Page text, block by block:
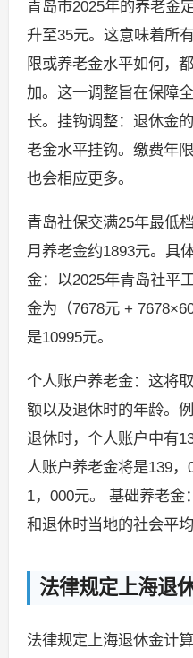
青岛市2025年的养老金
升至35元。这意味着所
限或养老金水平如何，
加。这一调整旨在保障
长。挂钩调整：退休金
老金水平挂钩。缴费年
也会相应更多。
青岛社保交满25年最低
月养老金约1893元。具
金：以2025年青岛社平
金为（7678元 +
是10995元。
个人账户养老金：这将
额以及退休时的年龄。
退休时，个人账户中有
人账户养老金将是139，
1，000元。 基础养老金
和退休时当地的社会平
法律规定上海退
法律规定上海退休金计